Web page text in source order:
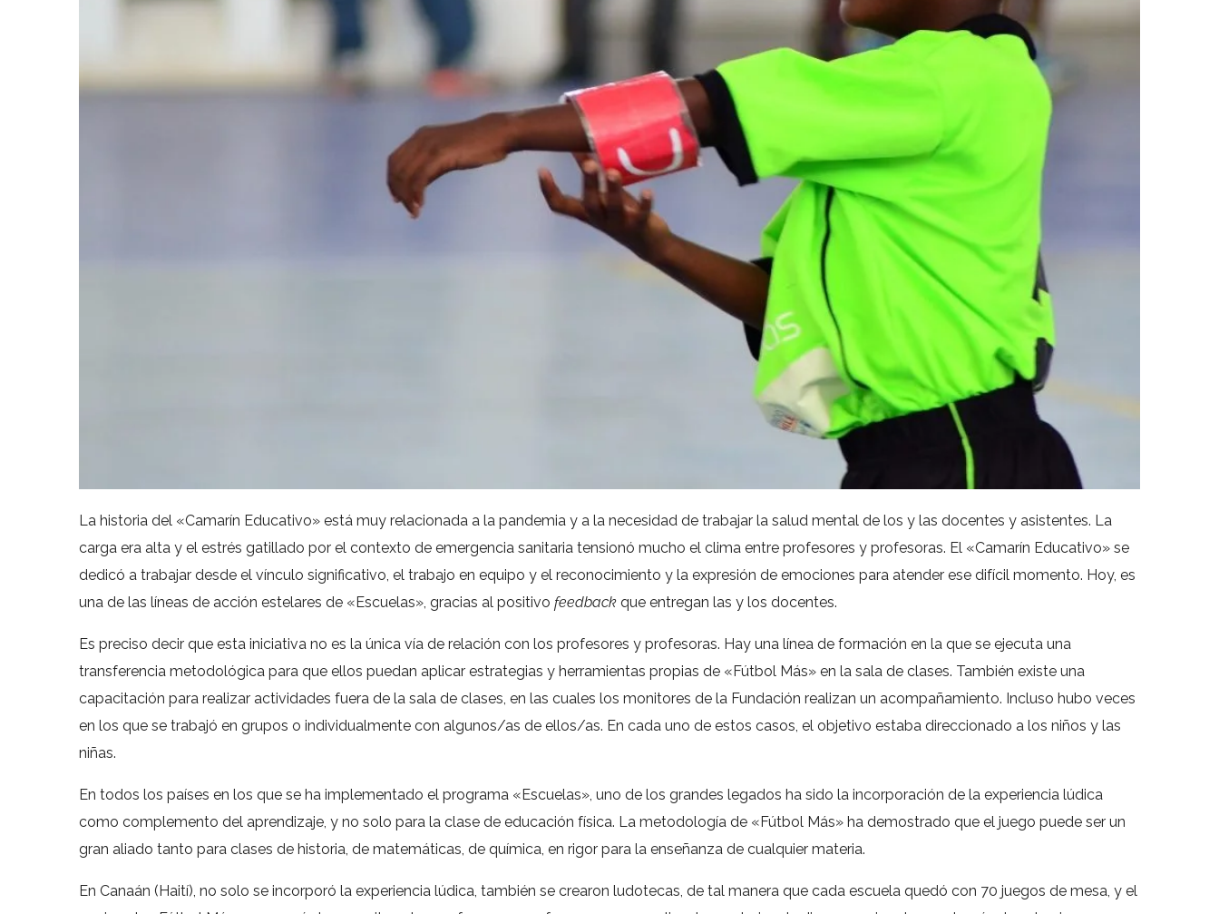
La historia del «Camarín Educativo» está muy relacionada a la pandemia y a la necesidad de trabajar la salud mental de los y las docentes y asistentes. La
carga era alta y el estrés gatillado por el contexto de emergencia sanitaria tensionó mucho el clima entre profesores y profesoras. El «Camarín Educativo» se
dedicó a trabajar desde el vínculo significativo, el trabajo en equipo y el reconocimiento y la expresión de emociones para atender ese difícil momento. Hoy, es
una de las líneas de acción estelares de «Escuelas», gracias al positivo feedback que entregan las y los docentes.
Es preciso decir que esta iniciativa no es la única vía de relación con los profesores y profesoras. Hay una línea de formación en la que se ejecuta una
transferencia metodológica para que ellos puedan aplicar estrategias y herramientas propias de «Fútbol Más» en la sala de clases. También existe una
capacitación para realizar actividades fuera de la sala de clases, en las cuales los monitores de la Fundación realizan un acompañamiento. Incluso hubo veces
en los que se trabajó en grupos o individualmente con algunos/as de ellos/as. En cada uno de estos casos, el objetivo estaba direccionado a los niños y las
niñas.
En todos los países en los que se ha implementado el programa «Escuelas», uno de los grandes legados ha sido la incorporación de la experiencia lúdica
como complemento del aprendizaje, y no solo para la clase de educación física. La metodología de «Fútbol Más» ha demostrado que el juego puede ser un
gran aliado tanto para clases de historia, de matemáticas, de química, en rigor para la enseñanza de cualquier materia.
En Canaán (Haití), no solo se incorporó la experiencia lúdica, también se crearon ludotecas, de tal manera que cada escuela quedó con 70 juegos de mesa, y el